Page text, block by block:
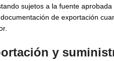
sujetos a la fuente
de exportación
y